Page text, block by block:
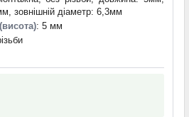
зовнішній діаметр: 6,3мм
: 5 мм